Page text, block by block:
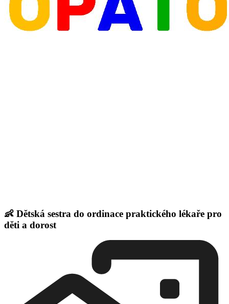
👶 Dětská sestra do ordinace praktického lékaře pro
děti a dorost